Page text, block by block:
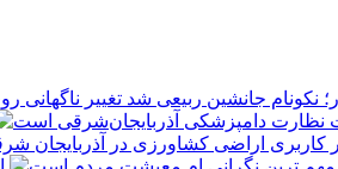
نکونام جانشین ربیعی شد